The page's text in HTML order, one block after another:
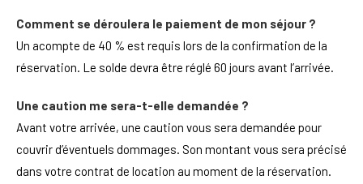
Comment se déroulera le paiement de mon séjour ?
Un acompte de 40 % est requis lors de la confirmation de la
réservation. Le solde devra être réglé 60 jours avant l’arrivée.
Une caution me sera-t-elle demandée ?
Avant votre arrivée, une caution vous sera demandée pour
couvrir d’éventuels dommages. Son montant vous sera précisé
dans votre contrat de location au moment de la réservation.